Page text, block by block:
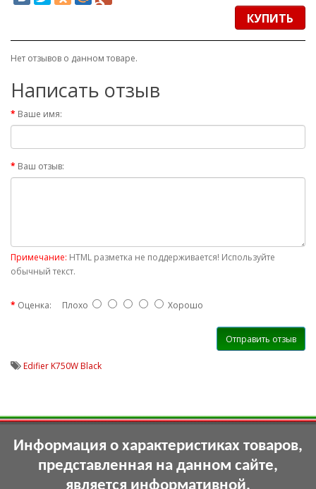
КУПИТЬ
Нет отзывов о данном товаре.
Написать отзыв
Ваше имя:
Ваш отзыв:
Примечание: HTML разметка не поддерживается! Используйте
обычный текст.
Оценка: Плохо Хорошо
Отправить отзыв
Edifier K750W Black
Информация о характеристиках товаров,
представленная на данном сайте,